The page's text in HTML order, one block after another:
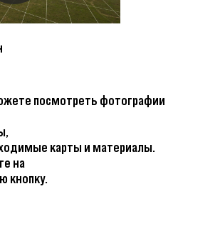
посмотреть фотографии
карты и материалы.
на
кнопку.